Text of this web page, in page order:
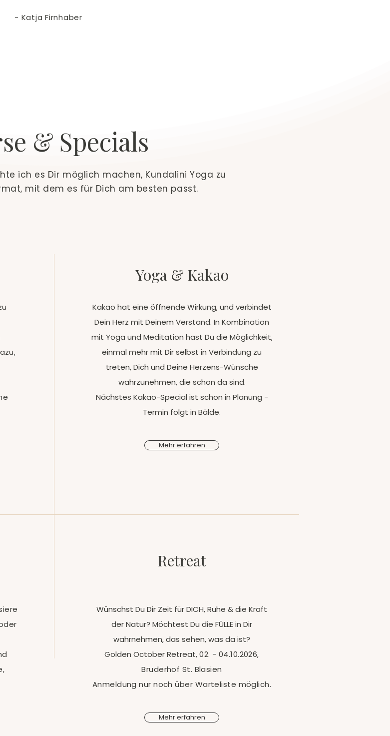
- Katja Firnhaber
& Specials
ich es Dir möglich machen, Kundalini Yoga zu
mit dem es für Dich am besten passt.
Yoga & Kakao
Kakao hat eine öffnende Wirkung, und verbindet
Dein Herz mit Deinem Verstand. In Kombination
mit Yoga und Meditation hast Du die Möglichkeit,
einmal mehr mit Dir selbst in Verbindung zu
treten, Dich und Deine Herzens-Wünsche
wahrzunehmen, die schon da sind.
Nächstes Kakao-Special ist schon in Planung -
Termin folgt in Bälde.
Mehr erfahren
Retreat
Wünschst Du Dir Zeit für DICH, Ruhe & die Kraft
der Natur? Möchtest Du die FÜLLE in Dir
wahrnehmen, das sehen, was da ist?​
Golden October Retreat,02. - 04.10.2026,
Bruderhof St. Blasien
Anmeldung nur noch über Warteliste möglich.
Mehr erfahren